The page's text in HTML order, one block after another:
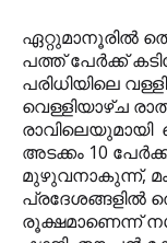
ഏറ്റുമാനൂരില്‍
പത്ത് പേര്‍ക്ക്
പരിധിയിലെ
വെള്ളിയാഴ്ച
അടക്കം 10 പേര്‍ക്ക്
മുഴുവനാകുന്ന്,
പ്രദേശങ്ങളില്‍
രൂക്ഷമാണെന്ന്